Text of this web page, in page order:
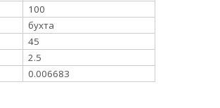
100
бухта
45
2.5
0.006683